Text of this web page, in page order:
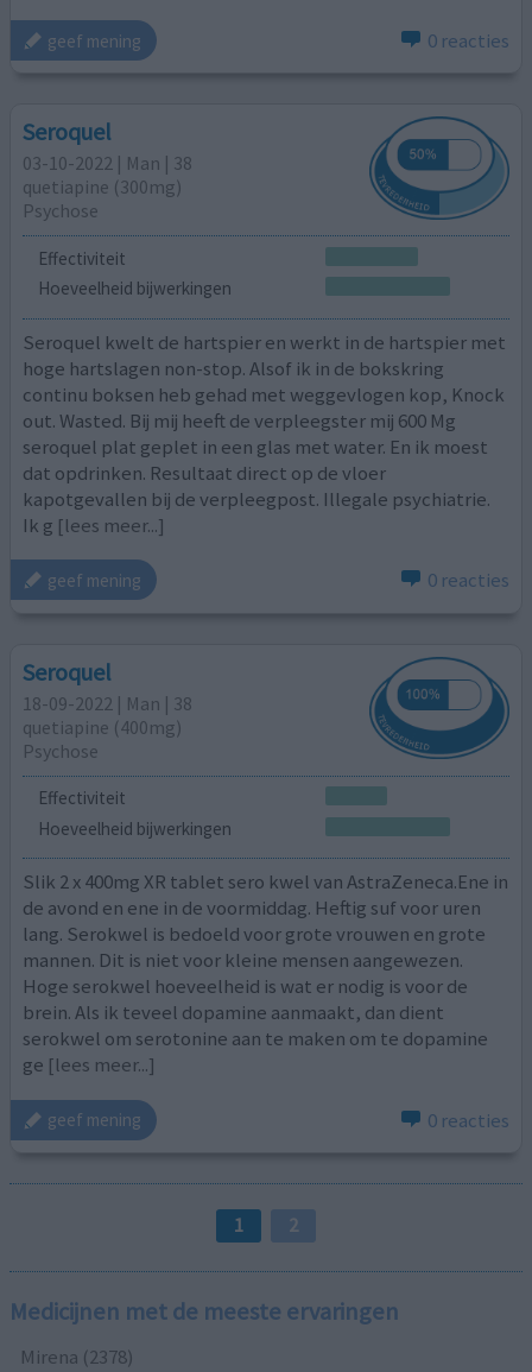
geef mening 0 reacties
Seroquel
03-10-2022 | Man | 38
quetiapine (300mg)
Psychose
Effectiviteit
Hoeveelheid bijwerkingen
Seroquel kwelt de hartspier en werkt in de hartspier met
hoge hartslagen non-stop. Alsof ik in de bokskring
continu boksen heb gehad met weggevlogen kop, Knock
out. Wasted. Bij mij heeft de verpleegster mij 600 Mg
seroquel plat geplet in een glas met water. En ik moest
dat opdrinken. Resultaat direct op de vloer
kapotgevallen bij de verpleegpost. Illegale psychiatrie.
Ik g [lees meer...]
geef mening 0 reacties
Seroquel
18-09-2022 | Man | 38
quetiapine (400mg)
Psychose
Effectiviteit
Hoeveelheid bijwerkingen
Slik 2 x 400mg XR tablet sero kwel van AstraZeneca.Ene in
de avond en ene in de voormiddag. Heftig suf voor uren
lang. Serokwel is bedoeld voor grote vrouwen en grote
mannen. Dit is niet voor kleine mensen aangewezen.
Hoge serokwel hoeveelheid is wat er nodig is voor de
brein. Als ik teveel dopamine aanmaakt, dan dient
serokwel om serotonine aan te maken om te dopamine
ge [lees meer...]
geef mening 0 reacties
1 2
Medicijnen met de meeste ervaringen
Mirena (2378)